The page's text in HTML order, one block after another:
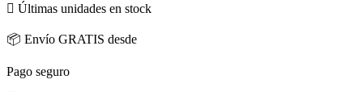
 Últimas unidades en stock
📦 Envío GRATIS desde
Pago seguro